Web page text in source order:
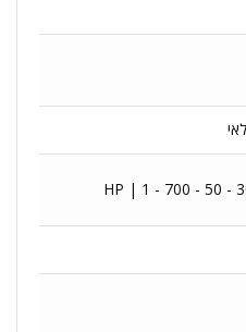
HP | 1 - 700 - 50 -